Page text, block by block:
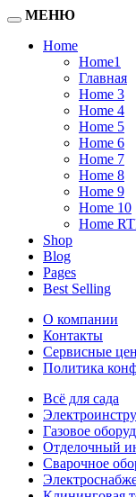
МЕНЮ
Home
Home1
Главная
Home 3
Home 4
Home 5
Home 6
Home 7
Home 8
Home 9
Home 10
Home
Shop
Blog
Pages
Best Selling
О компании
Контакты
Сервисные
Политика
Всё для сада
Газовое
Отделочный
Сварочное